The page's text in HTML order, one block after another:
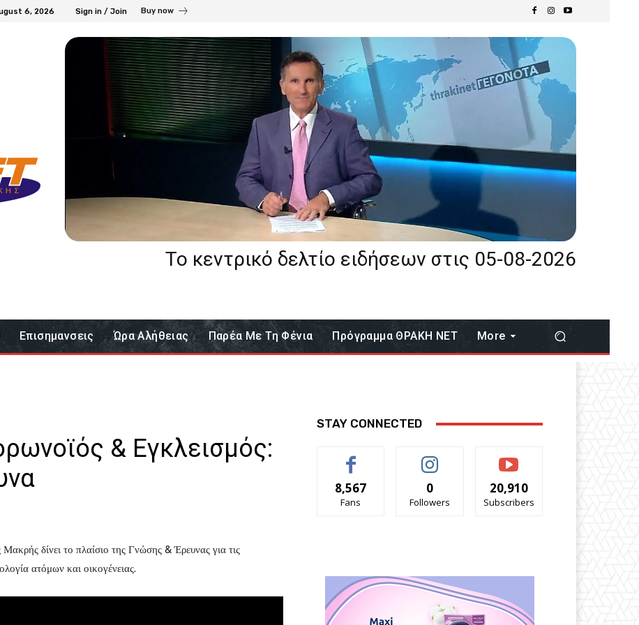
6, 2026 Sign in / Join Buy now
Το κεντρικό δελτίο ειδήσεων στις 05-08-2026
Επισημανσεις Ώρα Αλήθειας Παρέα Με Τη Φένια Πρόγραμμα ΘΡΑΚΗ ΝΕΤ More
& Εγκλεισμός:
δίνει το πλαίσιο της Γνώσης & Έρευνας για τις
ατόμων και οικογένειας.
STAY CONNECTED
8,567
Fans
0
Followers
20,910
Subscribers